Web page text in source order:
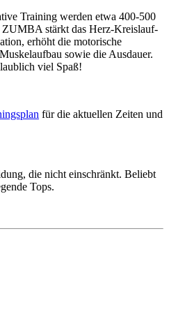
Training werden etwa 400-500
stärkt das Herz-Kreislauf-
erhöht die motorische
sowie die Ausdauer.
viel Spaß!
für die aktuellen Zeiten und
die nicht einschränkt. Beliebt
Tops.